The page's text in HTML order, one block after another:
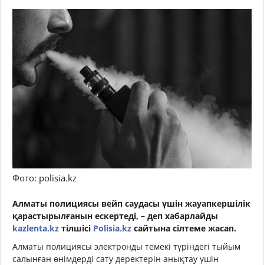
Фото: polisia.kz
Алматы полициясы вейп саудасы үшін жауапкершілік
қарастырылғанын ескертеді, – деп хабарлайды
kazlenta.kz тілшісі Polisia.kz сайтына сілтеме жасап.
Алматы полициясы электронды темекі түріндегі тыйым
салынған өнімдерді сату деректерін анықтау үшін